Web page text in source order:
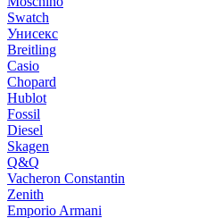
Swatch
Унисекс
Breitling
Casio
Chopard
Hublot
Fossil
Diesel
Skagen
Q&Q
Vacheron Constantin
Zenith
Emporio Armani